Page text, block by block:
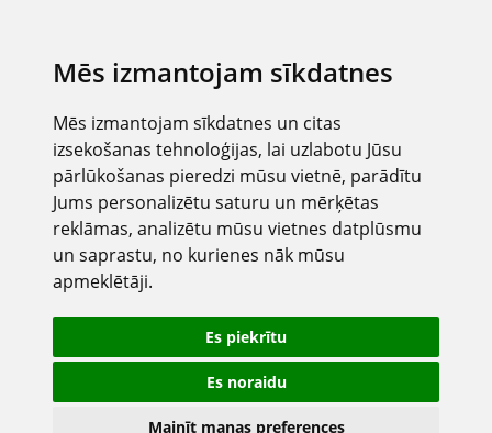
Mēs izmantojam sīkdatnes
Mēs izmantojam sīkdatnes un citas
izsekošanas tehnoloģijas, lai uzlabotu Jūsu
pārlūkošanas pieredzi mūsu vietnē, parādītu
Jums personalizētu saturu un mērķētas
reklāmas, analizētu mūsu vietnes datplūsmu
un saprastu, no kurienes nāk mūsu
apmeklētāji.
Es piekrītu
Es noraidu
Mainīt manas preferences